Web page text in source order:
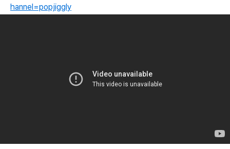
hannel=popjiggly